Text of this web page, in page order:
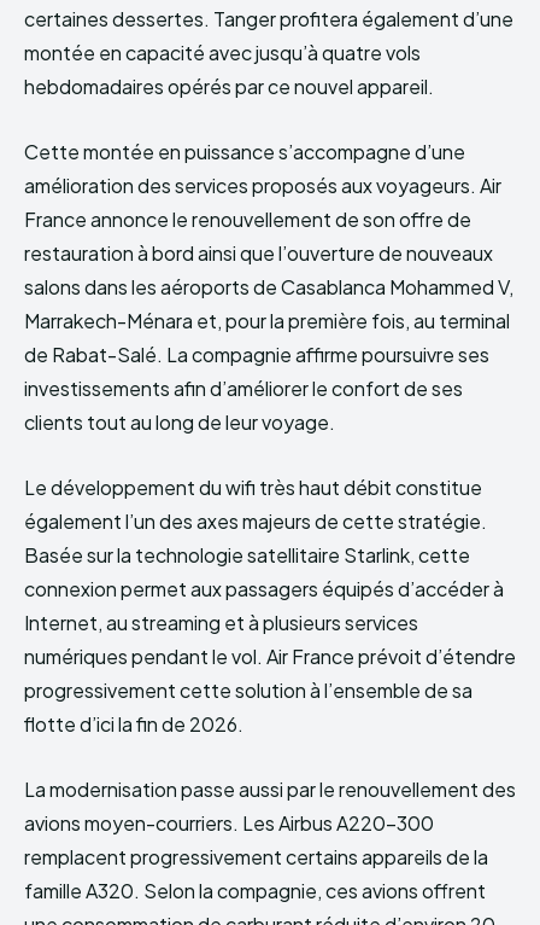
certaines dessertes. Tanger profitera également d’une
montée en capacité avec jusqu’à quatre vols
hebdomadaires opérés par ce nouvel appareil.
Cette montée en puissance s’accompagne d’une
amélioration des services proposés aux voyageurs. Air
France annonce le renouvellement de son offre de
restauration à bord ainsi que l’ouverture de nouveaux
salons dans les aéroports de Casablanca Mohammed V,
Marrakech-Ménara et, pour la première fois, au terminal
de Rabat-Salé. La compagnie affirme poursuivre ses
investissements afin d’améliorer le confort de ses
clients tout au long de leur voyage.
Le développement du wifi très haut débit constitue
également l’un des axes majeurs de cette stratégie.
Basée sur la technologie satellitaire Starlink, cette
connexion permet aux passagers équipés d’accéder à
Internet, au streaming et à plusieurs services
numériques pendant le vol. Air France prévoit d’étendre
progressivement cette solution à l’ensemble de sa
flotte d’ici la fin de 2026.
La modernisation passe aussi par le renouvellement des
avions moyen-courriers. Les Airbus A220-300
remplacent progressivement certains appareils de la
famille A320. Selon la compagnie, ces avions offrent